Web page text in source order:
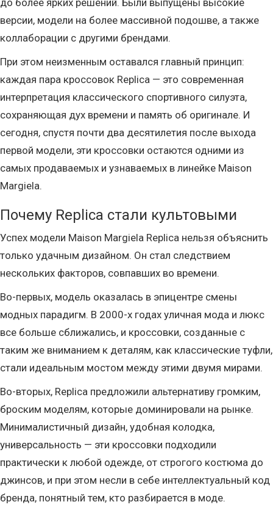
до более ярких решений. Были выпущены высокие
версии, модели на более массивной подошве, а также
коллаборации с другими брендами.
При этом неизменным оставался главный принцип:
каждая пара кроссовок Replica — это современная
интерпретация классического спортивного силуэта,
сохраняющая дух времени и память об оригинале. И
сегодня, спустя почти два десятилетия после выхода
первой модели, эти кроссовки остаются одними из
самых продаваемых и узнаваемых в линейке Maison
Margiela.
Почему Replica стали культовыми
Успех модели Maison Margiela Replica нельзя объяснить
только удачным дизайном. Он стал следствием
нескольких факторов, совпавших во времени.
Во-первых, модель оказалась в эпицентре смены
модных парадигм. В 2000-х годах уличная мода и люкс
все больше сближались, и кроссовки, созданные с
таким же вниманием к деталям, как классические туфли,
стали идеальным мостом между этими двумя мирами.
Во-вторых, Replica предложили альтернативу громким,
броским моделям, которые доминировали на рынке.
Минималистичный дизайн, удобная колодка,
универсальность — эти кроссовки подходили
практически к любой одежде, от строгого костюма до
джинсов, и при этом несли в себе интеллектуальный код
бренда, понятный тем, кто разбирается в моде.